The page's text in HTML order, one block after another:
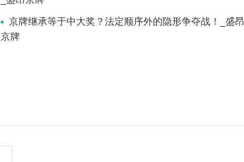
京牌继承等于中大奖？法定顺序外的隐形争夺战！_盛昂
京牌